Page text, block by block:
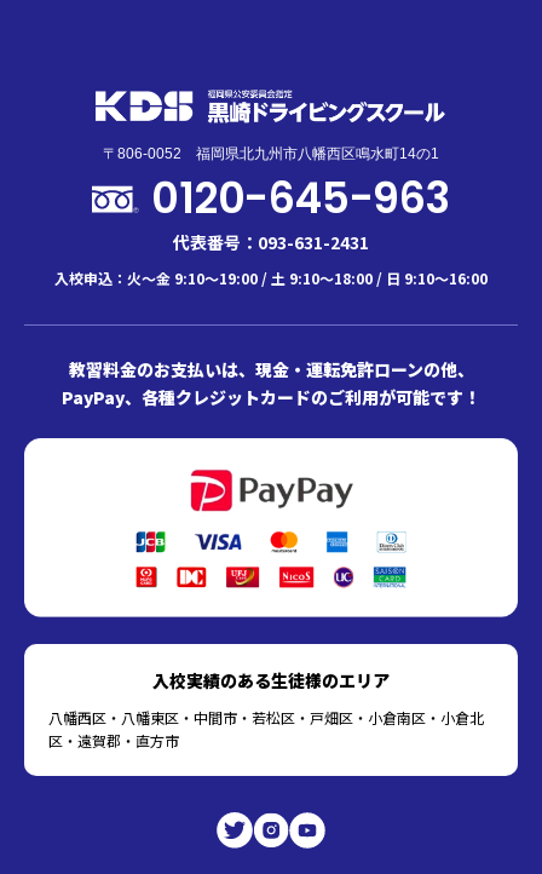
〒806-0052 福岡県北九州市八幡西区鳴水町14の1
0120-645-963
代表番号：093-631-2431
入校申込：火～金 9:10～19:00 / 土 9:10～18:00 / 日 9:10～16:00
教習料金のお支払いは、現金・運転免許ローンの他、
PayPay、各種クレジットカードのご利用が可能です！
入校実績のある生徒様のエリア
八幡西区・八幡東区・中間市・若松区・戸畑区・小倉南区・小倉北
区・遠賀郡・直方市